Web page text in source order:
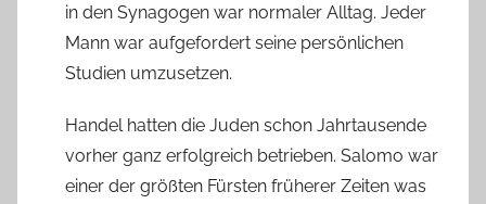
in den Synagogen war normaler Alltag. Jeder
Mann war aufgefordert seine persönlichen
Studien umzusetzen.
Handel hatten die Juden schon Jahrtausende
vorher ganz erfolgreich betrieben. Salomo war
einer der größten Fürsten früherer Zeiten was